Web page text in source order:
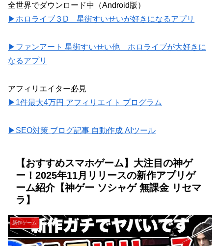
全世界でダウンロード中（Android版）
▶ホロライブ３D 星街すいせいが好きになるアプリ
▶ファンアート 星街すいせい他 ホロライブが大好きに
なるアプリ
アフィリエイター必見
▶1件最大4万円 アフィリエイト プログラム
▶SEO対策 ブログ記事 自動作成 AIツール
【おすすめスマホゲーム】大注目の神ゲ
ー！2025年11月リリースの新作アプリゲ
ーム紹介【神ゲー ソシャゲ 無課金 リセマ
ラ】
新作ゲーム